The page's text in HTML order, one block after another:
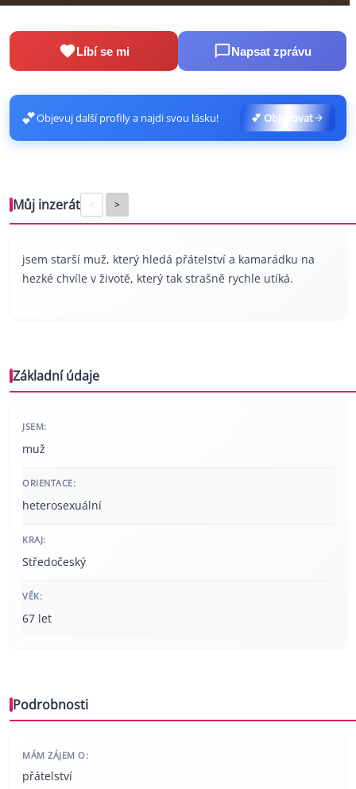
Líbí se mi Napsat zprávu
💕Objevuj další profily a najdi svou lásku! 💕 Objevovat
Můj inzerát < >
jsem starší muž, který hledá přátelství a kamarádku na
hezké chvíle v životě, který tak strašně rychle utíká.
Základní údaje
JSEM:
muž
ORIENTACE:
heterosexuální
KRAJ:
Středočeský
VĚK:
67 let
Podrobnosti
MÁM ZÁJEM O:
přátelství